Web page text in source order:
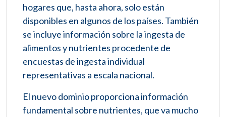
hogares que, hasta ahora, solo están
disponibles en algunos de los países. También
se incluye información sobre la ingesta de
alimentos y nutrientes procedente de
encuestas de ingesta individual
representativas a escala nacional.
El nuevo dominio proporciona información
fundamental sobre nutrientes, que va mucho